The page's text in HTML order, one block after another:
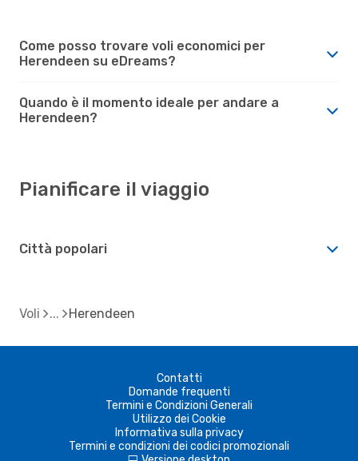
Come posso trovare voli economici per
Herendeen su eDreams?
Quando è il momento ideale per andare a
Herendeen?
Pianificare il viaggio
Città popolari
Voli Herendeen
Contatti
Domande frequenti
Termini e Condizioni Generali
Utilizzo dei Cookie
Informativa sulla privacy
Termini e condizioni dei codici promozionali